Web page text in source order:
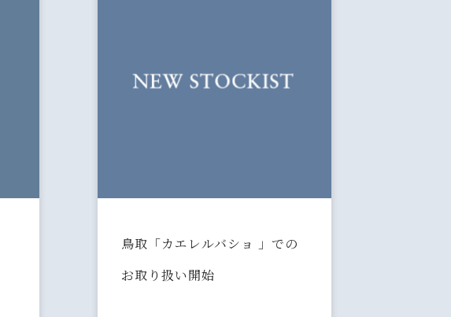
鳥取「カエレルバショ 」での
お取り扱い開始